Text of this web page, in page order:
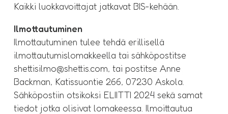
Kaikki luokkavoittajat jatkavat BIS-kehään.
Ilmottautuminen
Ilmottautuminen tulee tehdä erillisellä
ilmottautumislomakkeella tai sähköpostitse
shettisilmo@shettis.com, tai postitse Anne
Backman, Katissuontie 266, 07230 Askola.
Sähköpostiin otsikoksi ELIITTI 2024 sekä samat
tiedot jotka olisivat lomakeessa. Ilmoittautua